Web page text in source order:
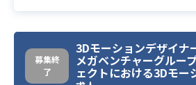
管理
・社内外ステーク
※詳細は面談時に
募集終
了
3Dモーションデザイナ
メガベンチャーグルー
ェクトにおける3Dモー